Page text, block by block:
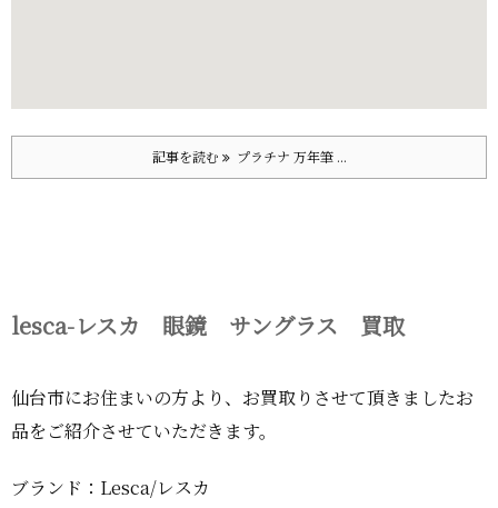
記事を読む プラチナ 万年筆 ...
lesca-レスカ 眼鏡 サングラス 買取
仙台市にお住まいの方より、お買取りさせて頂きましたお
品をご紹介させていただきます。
ブランド：Lesca/レスカ